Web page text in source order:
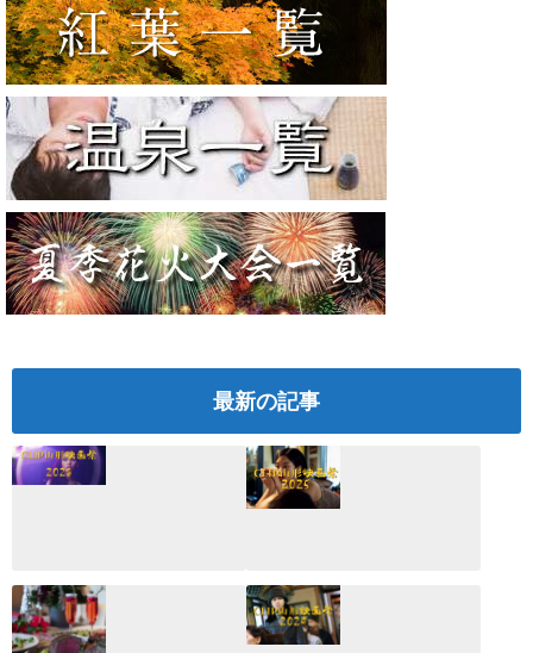
最新の記事
CLIP山形映画祭
2026：映画館派の
編集長が読む2025
年の映画ざっくり
CLIP山形映画祭
2025：ほぼこれく
らいしか更新して
いない変なブログ